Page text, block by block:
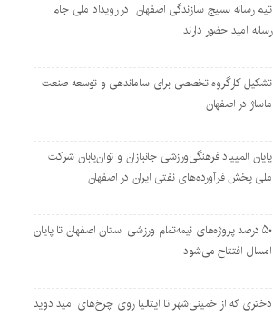
تیم رسانه بسیج سازندگی اصفهان در رویداد ملی جام
رسانه امید حضور دارند
تشکیل کارگروه تخصصی برای ساماندهی و توسعه صنعت
ماساژ در اصفهان
پایان المپیاد فرهنگی‌ورزشی جانبازان و توان‌یابان شرکت
ملی پخش فرآورده‌های نفتی ایران در اصفهان
۵۰ درصد پروژه‌های نیمه‌تمام ورزشی استان اصفهان تا پایان
امسال افتتاح می‌شود
دختری که از خمینی‌شهر تا ایتالیا روی چرخ‌های امید دوید